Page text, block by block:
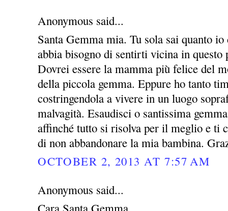
Anonymous said...
Santa Gemma mia. Tu sola sai quanto
abbia bisogno di sentirti vicina in
Dovrei essere la mamma più felice del
della piccola gemma. Eppure ho tanto
costringendola a vivere in un luogo
malvagità. Esaudisci o santissima
affinché tutto si risolva per il meglio e ti
di non abbandonare la mia bambina.
OCTOBER 2, 2013 AT 7:57 AM
Anonymous said...